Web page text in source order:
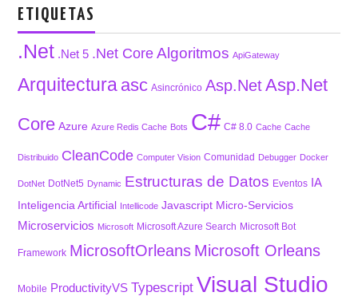
ETIQUETAS
.Net .Net 5 .Net Core Algoritmos ApiGateway
Arquitectura asc Asincrónico Asp.Net Asp.Net
Core Azure Azure Redis Cache Bots C# C# 8.0 Cache Cache
Distribuido CleanCode Computer Vision Comunidad Debugger Docker
DotNet DotNet5 Dynamic Estructuras de Datos Eventos IA
Inteligencia Artificial Intellicode Javascript Micro-Servicios
Microservicios Microsoft Microsoft Azure Search Microsoft Bot
Framework MicrosoftOrleans Microsoft Orleans
Mobile ProductivityVS Typescript Visual Studio